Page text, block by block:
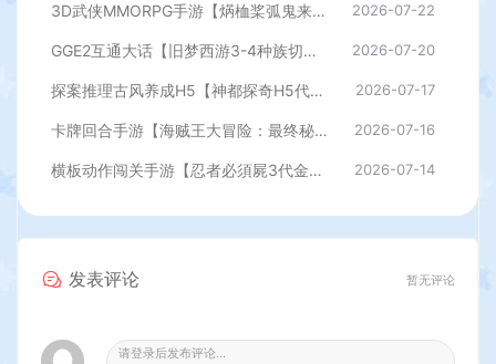
3D武侠MMORPG手游【焫桖桨弧鬼来7职业精修代金券内购版】最新整Linux手工服务端+安卓苹果双端+CDK授权后台+详细搭建教程 2026-07-22
GGE2互通大话【旧梦西游3-4种族切换】最新整理Win系服务端+安卓PC互通客户端+内置GM工具+全套源码+详细搭建教程 2026-07-20
探案推理古风养成H5【神都探奇H5代金券内购版】最新整理单机一键即玩镜像端+Linux手工服务端+CDK授权后台+详细搭建教程 2026-07-17
卡牌回合手游【海贼王大冒险：最终秘宝多区跨服版】最新整理单机一键即玩镜像端+Linux手工服务端+管理后台+CDK授权后台+安卓+详细搭建教程 2026-07-16
横板动作闯关手游【忍者必須屍3代金券内购版】最新整理单机一键即玩镜像端+Linux手工服务端+安卓苹果双端+前后端全套源码+CDK授权后台+详细搭建教程 2026-07-14
发表评论 暂无评论